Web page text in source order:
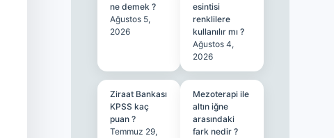
ne demek ?
Ağustos 5,
2026
esintisi
renklilere
kullanılır mı ?
Ağustos 4,
2026
Ziraat Bankası
KPSS kaç
puan ?
Temmuz 29,
Mezoterapi ile
altın iğne
arasındaki
fark nedir ?